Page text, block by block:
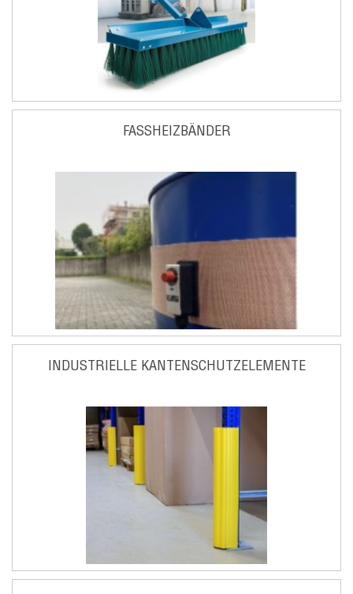
FASSHEIZBÄNDER
INDUSTRIELLE KANTENSCHUTZELEMENTE